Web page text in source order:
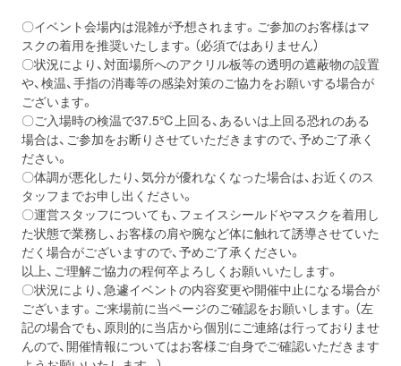
〇イベント会場内は混雑が予想されます。ご参加のお客様はマ
スクの着用を推奨いたします。（必須ではありません）
〇状況により、対面場所へのアクリル板等の透明の遮蔽物の設置
や、検温、手指の消毒等の感染対策のご協力をお願いする場合が
ございます。
〇ご入場時の検温で37.5℃上回る、あるいは上回る恐れのある
場合は、ご参加をお断りさせていただきますので、予めご了承く
ださい。
〇体調が悪化したり、気分が優れなくなった場合は、お近くのス
タッフまでお申し出ください。
〇運営スタッフについても、フェイスシールドやマスクを着用し
た状態で業務し、お客様の肩や腕など体に触れて誘導させていた
だく場合がございますので、予めご了承ください。
以上、ご理解ご協力の程何卒よろしくお願いいたします。
〇状況により、急遽イベントの内容変更や開催中止になる場合が
ございます。ご来場前に当ページのご確認をお願いします。（左
記の場合でも、原則的に当店から個別にご連絡は行っておりませ
んので、開催情報についてはお客様ご自身でご確認いただきます